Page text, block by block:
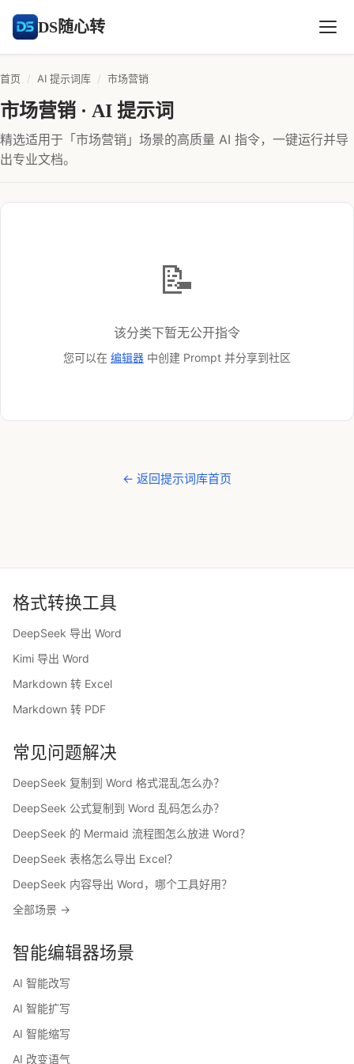
DS随心转
首页 / AI 提示词库 / 市场营销
市场营销 · AI 提示词
精选适用于「市场营销」场景的高质量 AI 指令，一键运行并导
出专业文档。
📝
该分类下暂无公开指令
您可以在 编辑器 中创建 Prompt 并分享到社区
← 返回提示词库首页
格式转换工具
DeepSeek 导出 Word
Kimi 导出 Word
Markdown 转 Excel
Markdown 转 PDF
常见问题解决
DeepSeek 复制到 Word 格式混乱怎么办？
DeepSeek 公式复制到 Word 乱码怎么办？
DeepSeek 的 Mermaid 流程图怎么放进 Word？
DeepSeek 表格怎么导出 Excel？
DeepSeek 内容导出 Word，哪个工具好用？
全部场景 →
智能编辑器场景
AI 智能改写
AI 智能扩写
AI 智能缩写
AI 改变语气